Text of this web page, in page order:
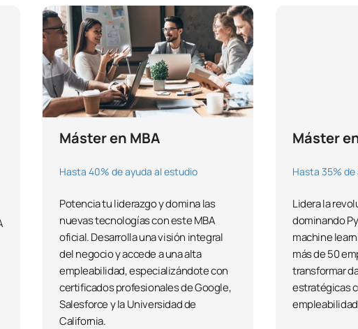
Máster en MBA
Hasta 40% de ayuda al estudio
Potencia tu liderazgo y domina las
nuevas tecnologías con este MBA
oficial. Desarrolla una visión integral
del negocio y accede a una alta
empleabilidad, especializándote con
certificados profesionales de Google,
Salesforce y la Universidad de
California.
Máster
Hasta 35%
Lidera la
dominando
machine
más de 50
transformar
estratégicas